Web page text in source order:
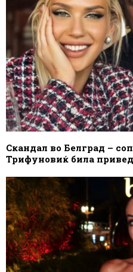
Скандал во Белград –
Трифуновиќ била